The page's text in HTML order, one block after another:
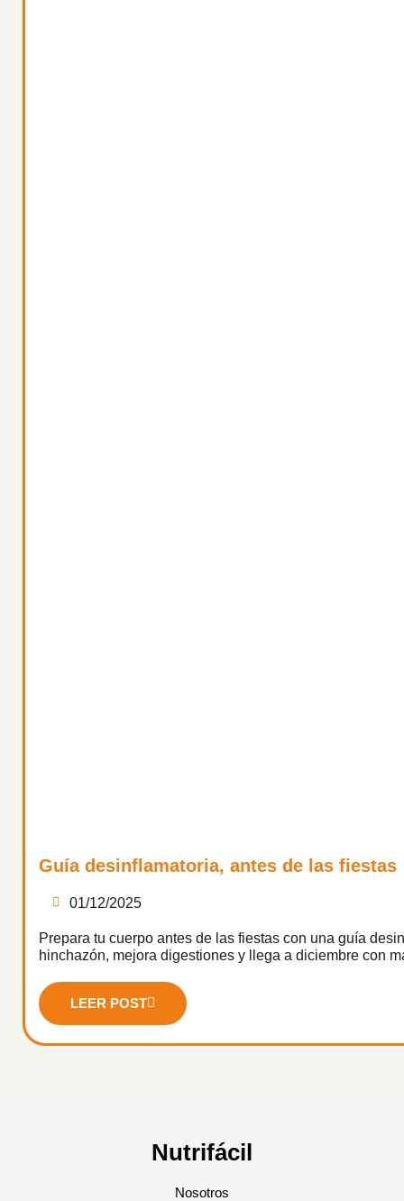
Guía desinflamatoria, antes de las fiestas
01/12/2025
Prepara tu cuerpo antes de las fiestas con una guía
hinchazón, mejora digestiones y llega a diciembre con
LEER POST
Nutrifácil
Nosotros